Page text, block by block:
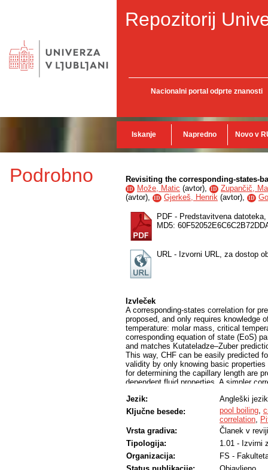
Repozitorij
Nacionalni portal odprte znanosti
Iskanje Napredno Novo v
Podrobno Revisiting the corresponding-states-
ID Može, Matic (avtor), ID
Zupančič,
(avtor), ID Gjerkeš, Henrik (avtor), ID
PDF - Predstavitvena datoteka,
MD5:
URL - Izvorni URL, za dostop
Izvleček
A corresponding-states correlation for
proposed, and only requires knowledge
temperature: molar mass, critical
corresponding equation of state (EoS)
and matches Kutateladze–Zuber
This way, CHF can be easily predicted
validity by only knowing basic
for determining the capillary length are
dependent fluid properties. A simpler
recommended. These correlations are
accurate prediction of CHF values on
interactions of fluid properties with
Jezik:
Angleški jezik
Ključne besede:
pool boiling,
correlation,
Vrsta gradiva:
Članek v reviji
Tipologija:
1.01 - Izvirni
Organizacija:
FS -